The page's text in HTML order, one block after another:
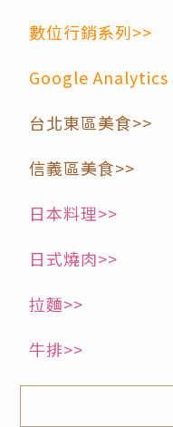
數位行銷系列>>
Google Analytics
台北東區美食>>
信義區美食>>
日本料理>>
日式燒肉>>
拉麵>>
牛排>>